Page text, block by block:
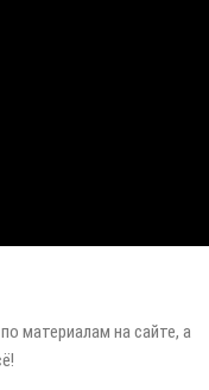
материалам на сайте, а